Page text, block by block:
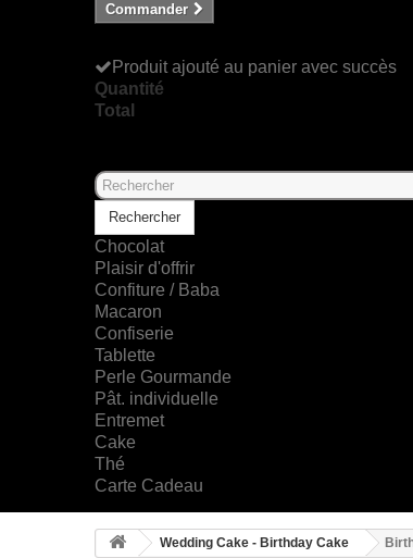
Commander
Produit ajouté au panier avec succès
Quantité
Total
Rechercher
Chocolat
Plaisir d'offrir
Confiture / Baba
Macaron
Confiserie
Tablette
Perle Gourmande
Pât. individuelle
Entremet
Cake
Thé
Carte Cadeau
Wedding Cake - Birthday Cake